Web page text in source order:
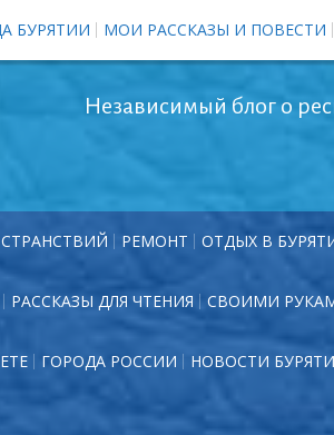
БУРЯТИИ МОИ РАССКАЗЫ И ПОВЕСТИ
Независимый блог о
СТРАНСТВИЙ РЕМОНТ ОТДЫХ В
РАССКАЗЫ ДЛЯ ЧТЕНИЯ СВОИМИ
ГОРОДА РОССИИ НОВОСТИ